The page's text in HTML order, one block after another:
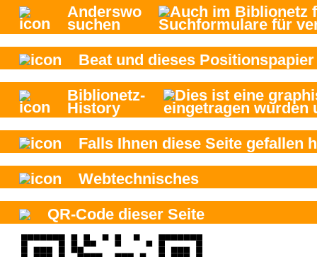
Anderswo
suchen
Beat und dieses Positionspapier
Biblionetz-
History
Falls Ihnen diese Seite gefallen
Webtechnisches
QR-Code dieser Seite